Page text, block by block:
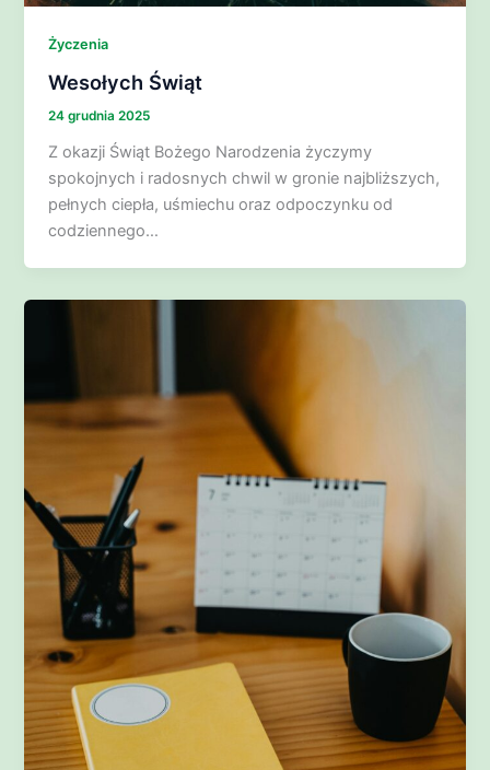
Życzenia
Wesołych Świąt
24 grudnia 2025
Z okazji Świąt Bożego Narodzenia życzymy
spokojnych i radosnych chwil w gronie najbliższych,
pełnych ciepła, uśmiechu oraz odpoczynku od
codziennego…